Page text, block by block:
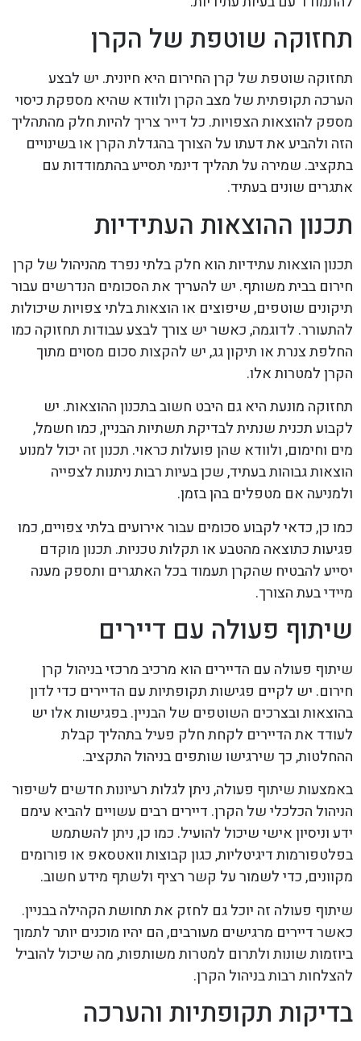
תחזוקה שוטפת של הקרן
תחזוקה שוטפת של קרן החירום היא חיונית. יש לבצע
הערכה תקופתית של מצב הקרן ולוודא שהיא מספקת כיסוי
מספק להוצאות הצפויות. כל דייר צריך להיות חלק מהתהליך
הזה ולהביע את דעתו על הצורך בהגדלת הקרן או בשינויים
בתקציב. שמירה על תהליך דינמי תסייע בהתמודדות עם
אתגרים שונים בעתיד.
תכנון ההוצאות העתידיות
תכנון הוצאות עתידיות הוא חלק בלתי נפרד מהניהול של קרן
חירום בבית משותף. יש להעריך את הסכומים הנדרשים עבור
תיקונים שוטפים, שיפוצים או הוצאות בלתי צפויות שיכולות
להתעורר. לדוגמה, כאשר יש צורך לבצע עבודות תחזוקה כמו
החלפת צנרת או תיקון גג, יש להקצות סכום מסוים מתוך
הקרן למטרות אלו.
תחזוקה מונעת היא גם היבט חשוב בתכנון ההוצאות. יש
לקבוע תכנית שנתית לבדיקת תשתיות הבניין, כמו חשמל,
מים וחימום, ולוודא שהן פועלות כראוי. תכנון זה יכול למנוע
הוצאות גבוהות בעתיד, שכן בעיות רבות ניתנות לצפייה
ולמניעה אם מטפלים בהן בזמן.
כמו כן, כדאי לקבוע סכומים עבור אירועים בלתי צפויים, כמו
פגיעות כתוצאה מהטבע או תקלות טכניות. תכנון מוקדם
יסייע להבטיח שהקרן תעמוד בכל האתגרים ותספק מענה
מיידי בעת הצורך.
שיתוף פעולה עם דיירים
שיתוף פעולה עם הדיירים הוא מרכיב מרכזי בניהול קרן
חירום. יש לקיים פגישות תקופתיות עם הדיירים כדי לדון
בהוצאות ובצרכים השוטפים של הבניין. בפגישות אלו יש
לעודד את הדיירים לקחת חלק פעיל בתהליך קבלת
ההחלטות, כך שירגישו שותפים בניהול התקציב.
באמצעות שיתוף פעולה, ניתן לגלות רעיונות חדשים לשיפור
הניהול הכלכלי של הקרן. דיירים רבים עשויים להביא עימם
ידע וניסיון אישי שיכול להועיל. כמו כן, ניתן להשתמש
בפלטפורמות דיגיטליות, כגון קבוצות וואטסאפ או פורומים
מקוונים, כדי לשמור על קשר רציף ולשתף מידע חשוב.
שיתוף פעולה זה יוכל גם לחזק את תחושת הקהילה בבניין.
כאשר דיירים מרגישים מעורבים, הם יהיו מוכנים יותר לתמוך
ביוזמות שונות ולתרום למטרות משותפות, מה שיכול להוביל
להצלחות רבות בניהול הקרן.
בדיקות תקופתיות והערכה